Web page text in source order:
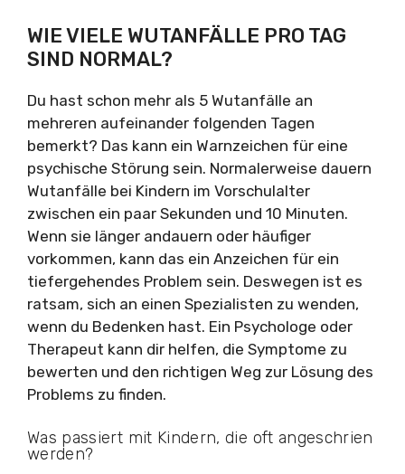
WIE VIELE WUTANFÄLLE PRO TAG
SIND NORMAL?
Du hast schon mehr als 5 Wutanfälle an
mehreren aufeinander folgenden Tagen
bemerkt? Das kann ein Warnzeichen für eine
psychische Störung sein. Normalerweise dauern
Wutanfälle bei Kindern im Vorschulalter
zwischen ein paar Sekunden und 10 Minuten.
Wenn sie länger andauern oder häufiger
vorkommen, kann das ein Anzeichen für ein
tiefergehendes Problem sein. Deswegen ist es
ratsam, sich an einen Spezialisten zu wenden,
wenn du Bedenken hast. Ein Psychologe oder
Therapeut kann dir helfen, die Symptome zu
bewerten und den richtigen Weg zur Lösung des
Problems zu finden.
Was passiert mit Kindern, die oft angeschrien
werden?